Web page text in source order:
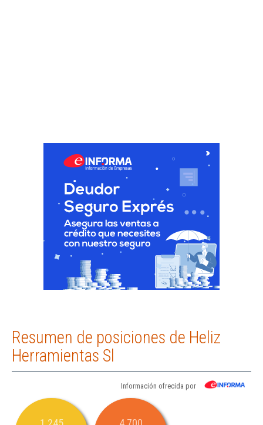
Resumen de posiciones de Heliz
Herramientas Sl
Información ofrecida por